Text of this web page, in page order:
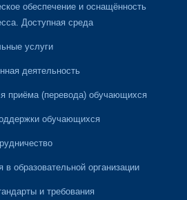
обеспечение и оснащённость
Доступная среда
услуги
деятельность
приёма (перевода) обучающихся
обучающихся
в образовательной организации
и требования